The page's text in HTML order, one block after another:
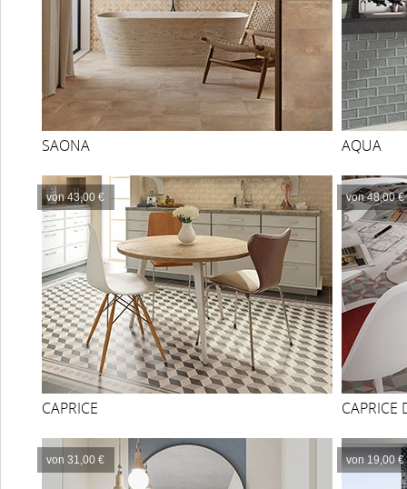
SAONA AQUA
von 43,00 €
CAPRICE
von 48,00 €
CAPRICE
von 31,00 € von 19,00 €